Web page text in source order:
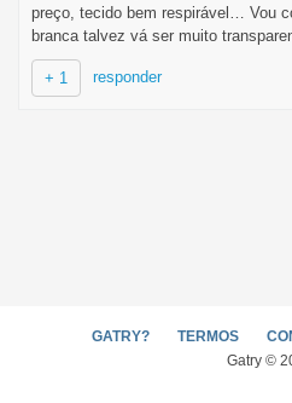
preço, tecido bem respirável… Vou
branca talvez vá ser muito
+ 1 responder
GATRY? TERMOS
Gatry ©